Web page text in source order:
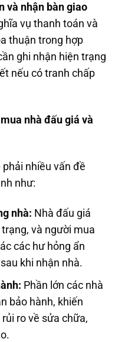
và nhận bàn giao
vụ thanh toán và
thuận trong hợp
ghi nhận hiện trạng
nếu có tranh chấp
nhà đấu giá và
nhiều vấn đề
như:
nhà: Nhà đấu giá
và người mua
các hư hỏng ẩn
khi nhận nhà.
Phần lớn các nhà
bảo hành, khiến
ro về sửa chữa,